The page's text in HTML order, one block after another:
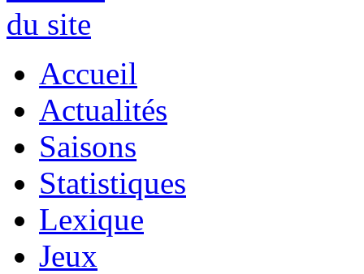
Accueil
Actualités
Saisons
Statistiques
Lexique
Jeux